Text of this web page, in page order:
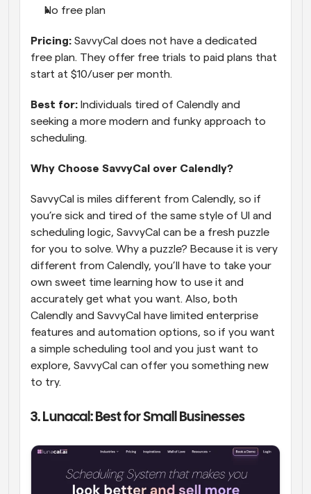
No free plan
Pricing: SavvyCal does not have a dedicated
free plan. They offer free trials to paid plans that
start at $10/user per month.
Best for: Individuals tired of Calendly and
seeking a more modern and funky approach to
scheduling.
Why Choose SavvyCal over Calendly?
SavvyCal is miles different from Calendly, so if
you’re sick and tired of the same style of UI and
scheduling logic, SavvyCal can be a fresh puzzle
for you to solve. Why a puzzle? Because it is very
different from Calendly, you’ll have to take your
own sweet time learning how to use it and
accurately get what you want. Also, both
Calendly and SavvyCal have limited enterprise
features and automation options, so if you want
a simple scheduling tool and you just want to
explore, SavvyCal can offer you something new
to try.
3. Lunacal: Best for Small Businesses